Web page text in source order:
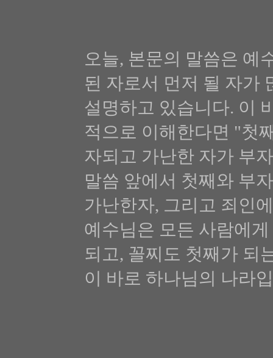
오늘, 본문의 말씀은 예
된 자로서 먼저 될 자가
설명하고 있습니다. 이
적으로 이해한다면 "첫
자되고 가난한 자가 부
말씀 앞에서 첫째와 부
가난한자, 그리고 죄인
예수님은 모든 사람에
되고, 꼴찌도 첫째가 되
이 바로 하나님의 나라